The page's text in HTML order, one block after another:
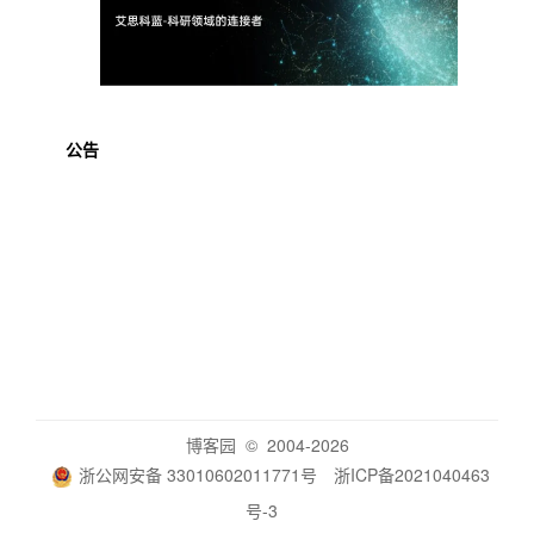
公告
博客园 © 2004-2026
浙公网安备 33010602011771号
浙ICP备2021040463
号-3